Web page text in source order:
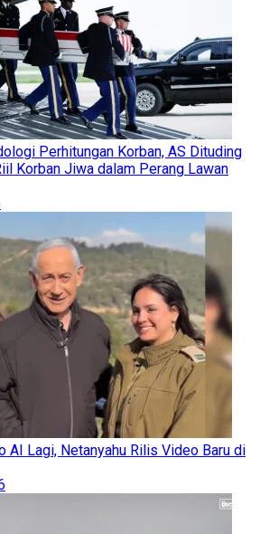
Perhitungan Korban, AS Dituding
Korban Jiwa dalam Perang Lawan
AI Lagi, Netanyahu Rilis Video Baru di